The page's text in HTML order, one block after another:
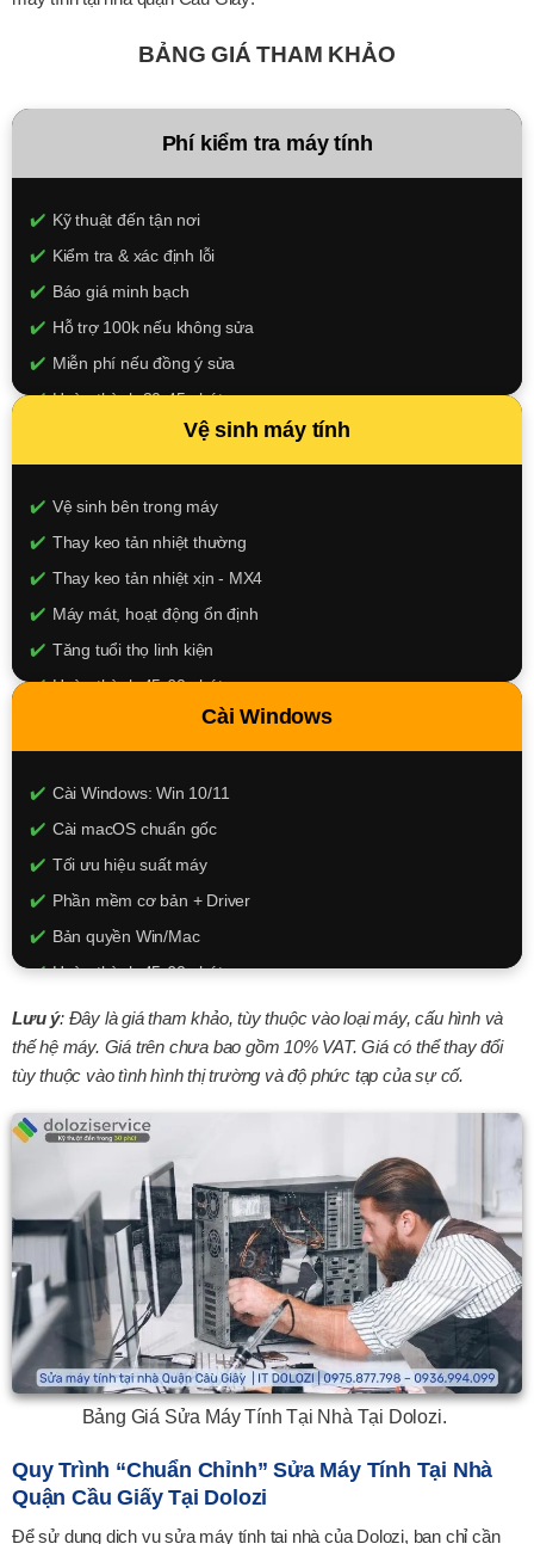
BẢNG GIÁ THAM KHẢO
Phí kiểm tra máy tính
Kỹ thuật đến tận nơi
Kiểm tra & xác định lỗi
Báo giá minh bạch
Hỗ trợ 100k nếu không sửa
Miễn phí nếu đồng ý sửa
Hoàn thành 30-45 phút
100.000đ
Vệ sinh máy tính
Vệ sinh bên trong máy
Thay keo tản nhiệt thường
Thay keo tản nhiệt xịn - MX4
Máy mát, hoạt động ổn định
Tăng tuổi thọ linh kiện
Hoàn thành 45-60 phút
150k - 250k
XEM CHI TIẾT
Cài Windows
Cài Windows: Win 10/11
Cài macOS chuẩn gốc
Tối ưu hiệu suất máy
Phần mềm cơ bản + Driver
Bản quyền Win/Mac
Hoàn thành 45-60 phút
150k - 350k
XEM CHI TIẾT
Lưu ý: Đây là giá tham khảo, tùy thuộc vào loại máy, cấu hình và
thế hệ máy. Giá trên chưa bao gồm 10% VAT. Giá có thể thay đổi
tùy thuộc vào tình hình thị trường và độ phức tạp của sự cố.
Bảng Giá Sửa Máy Tính Tại Nhà Tại Dolozi.
Quy Trình “chuẩn Chỉnh” Sửa Máy Tính Tại Nhà
Quận Cầu Giấy Tại Dolozi
Để sử dụng dịch vụ sửa máy tính tại nhà của Dolozi, bạn chỉ cần